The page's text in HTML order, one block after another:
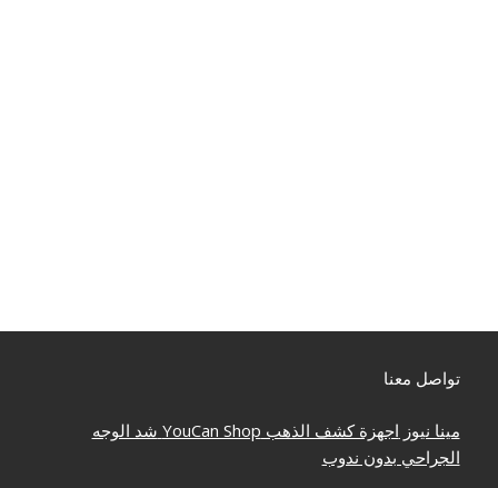
تواصل معنا
مينا نيوز اجهزة كشف الذهب YouCan Shop شد الوجه
الجراحي بدون ندوب